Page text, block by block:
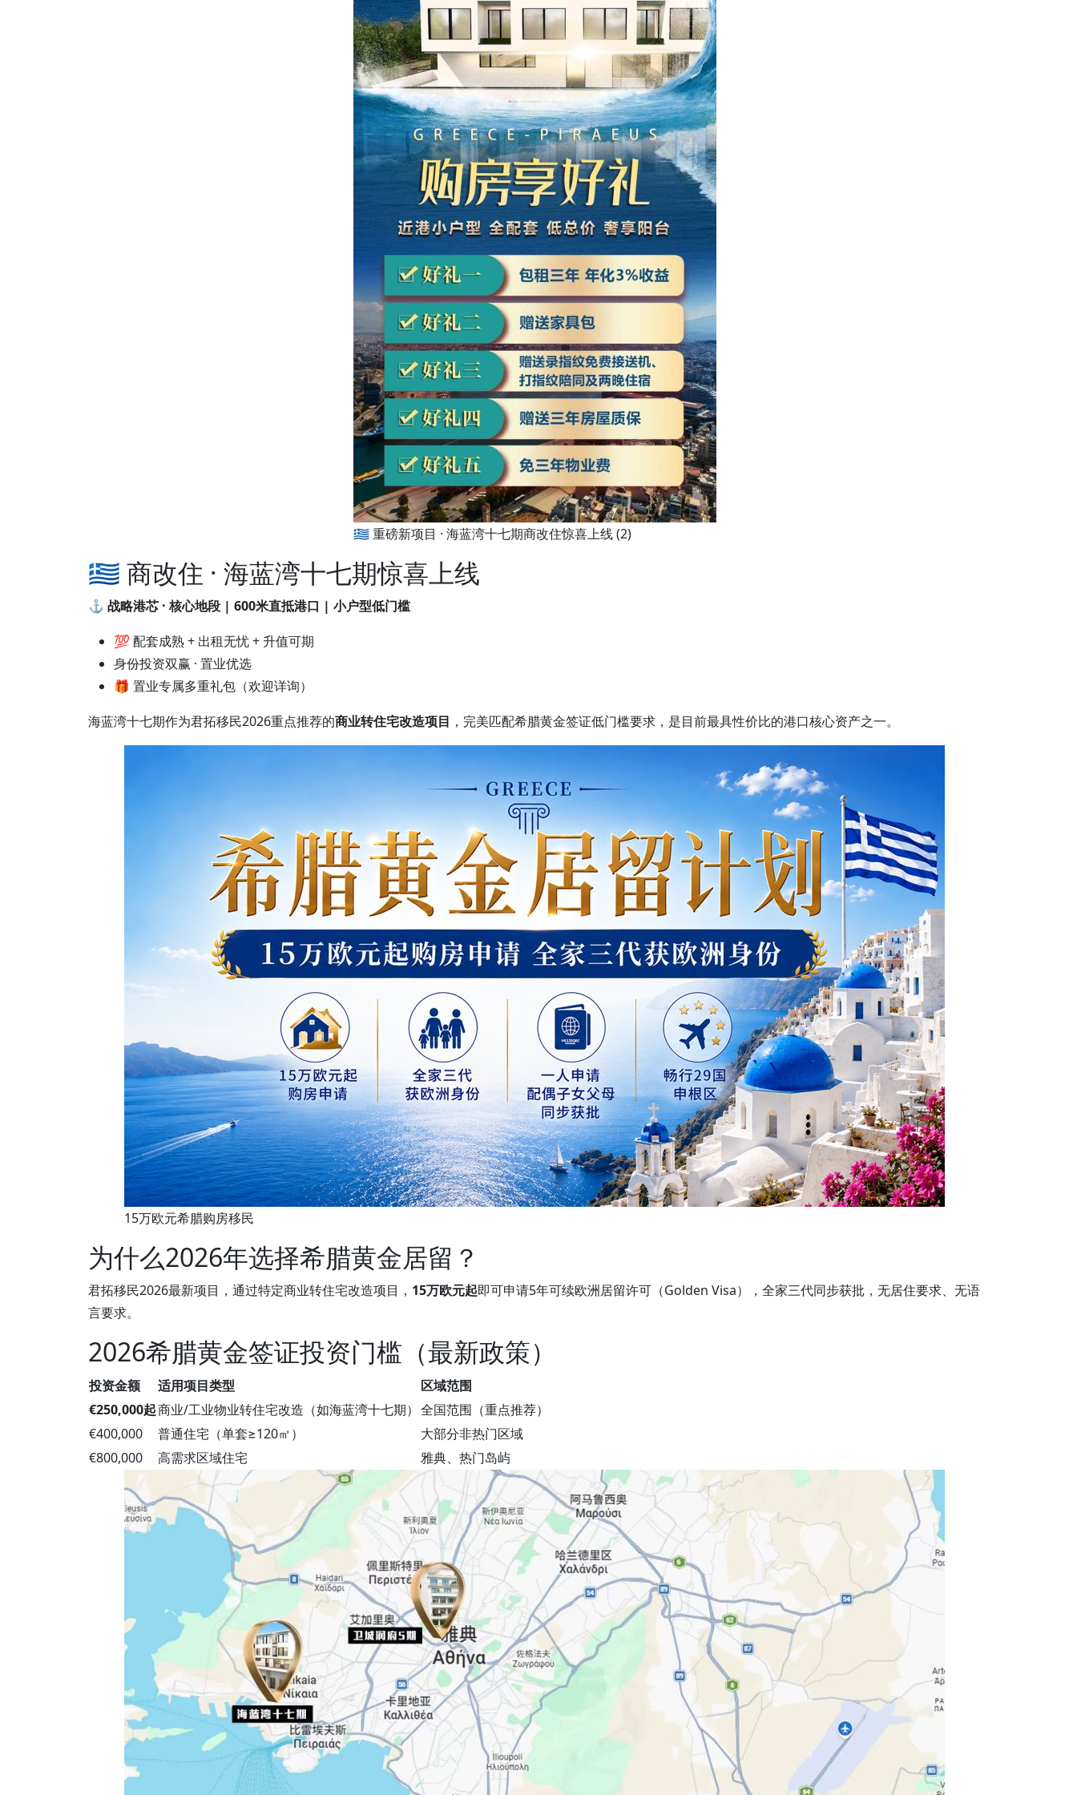
🇬🇷 重磅新项目 · 海蓝湾十七期商改住惊喜上线 (2)
🇬🇷 商改住 · 海蓝湾十七期惊喜上线
⚓️ 战略港芯 · 核心地段 | 600米直抵港口 | 小户型低门槛
💯 配套成熟 + 出租无忧 + 升值可期
身份投资双赢 · 置业优选
🎁 置业专属多重礼包（欢迎详询）
海蓝湾十七期作为君拓移民2026重点推荐的商业转住宅改造项目 ，完美匹配希腊黄金签证低门槛要求，是目前最具性价比的港口核心资产之一。
15万欧元希腊购房移民
为什么2026年选择希腊黄金居留？
君拓移民2026最新项目，通过特定商业转住宅改造项目， 15万欧元起即可申请5年可续欧洲居留许可（Golden Visa），全家三代同步获批，无居住要求、无语
言要求。
2026希腊黄金签证投资门槛（最新政策）
投资金额 适用项目类型
区域范围
€250,000起商业/工业物业转住宅改造（如海蓝湾十七期） 全国范围（重点推荐）
€400,000
普通住宅（单套≥120㎡）
大部分非热门区域
€800,000
高需求区域住宅 雅典、热门岛屿